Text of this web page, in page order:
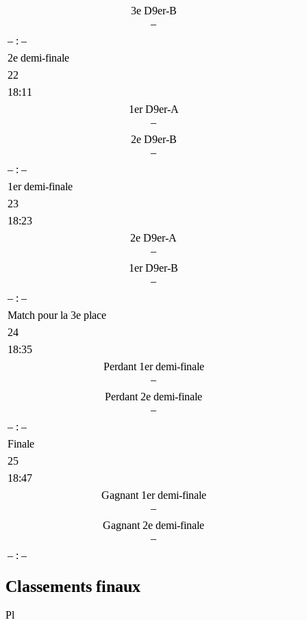
3e D9er-B
–
– : –
2e demi-finale
22
18:11
1er D9er-A
–
2e D9er-B
–
– : –
1er demi-finale
23
18:23
2e D9er-A
–
1er D9er-B
–
– : –
Match pour la 3e place
24
18:35
Perdant 1er demi-finale
–
Perdant 2e demi-finale
–
– : –
Finale
25
18:47
Gagnant 1er demi-finale
–
Gagnant 2e demi-finale
–
– : –
Classements finaux
Pl